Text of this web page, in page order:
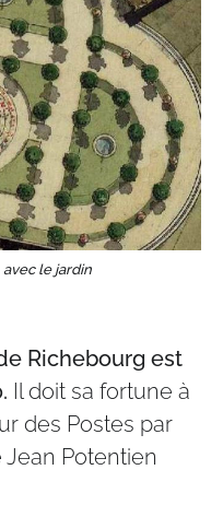
le jardin
Richebourg est
Il doit sa fortune à
des Postes par
Potentien